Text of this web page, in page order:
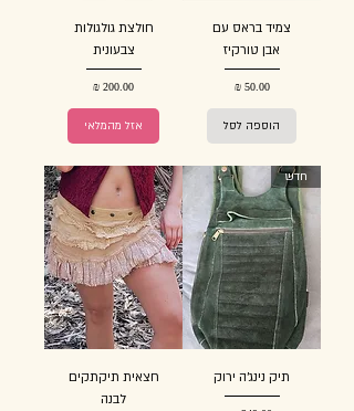
צמיד בראס עם
אבן טורקיז
מחיר‏50.00 ‏₪
הוספה לסל
חולצת גולגולות
צבעונית
מחיר
אזל מהמלאי
חדש
תיק נינג'ה ירוק
חצאית תיקתקים
לבנה